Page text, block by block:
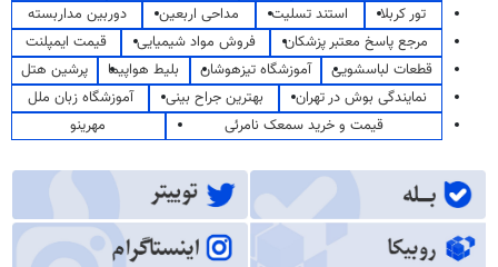
تور کربلا
استند تسلیت مداحی اربعین
دوربین مداربسته
مرجع پاسخ معتبر پزشکان
فروش مواد شیمیایی
قیمت ایمپلنت
قطعات لباسشویی
آموزشگاه تیزهوشان بلیط هواپیما
پرشین هتل
نمایندگی بوش در تهران
بهترین جراح بینی
آموزشگاه زبان ملل
قیمت و خرید سمعک نامرئی
مهرینو